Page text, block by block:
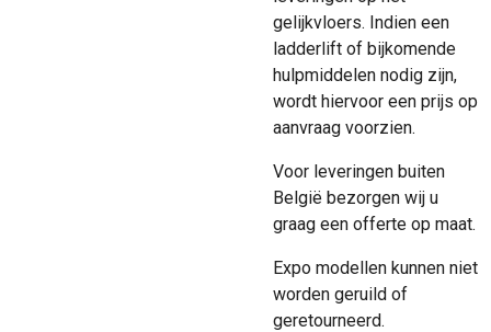
gelijkvloers. Indien een
ladderlift of bijkomende
hulpmiddelen nodig zijn,
wordt hiervoor een prijs op
aanvraag voorzien.
Voor leveringen buiten
België bezorgen wij u
graag een offerte op maat.
Expo modellen kunnen niet
worden geruild of
geretourneerd.